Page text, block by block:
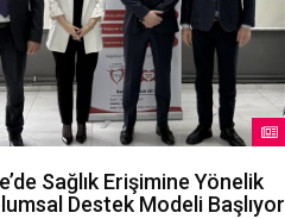
Sağlık Erişimine Yönelik
Destek Modeli Başlıyor